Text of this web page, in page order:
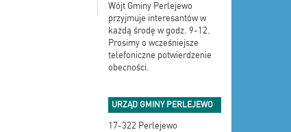
Wójt Gminy Perlejewo
przyjmuje interesantów w
każdą środę w godz. 9-12.
Prosimy o wcześniejsze
telefoniczne potwierdzenie
obecności.
URZĄD GMINY PERLEJEWO
17-322 Perlejewo